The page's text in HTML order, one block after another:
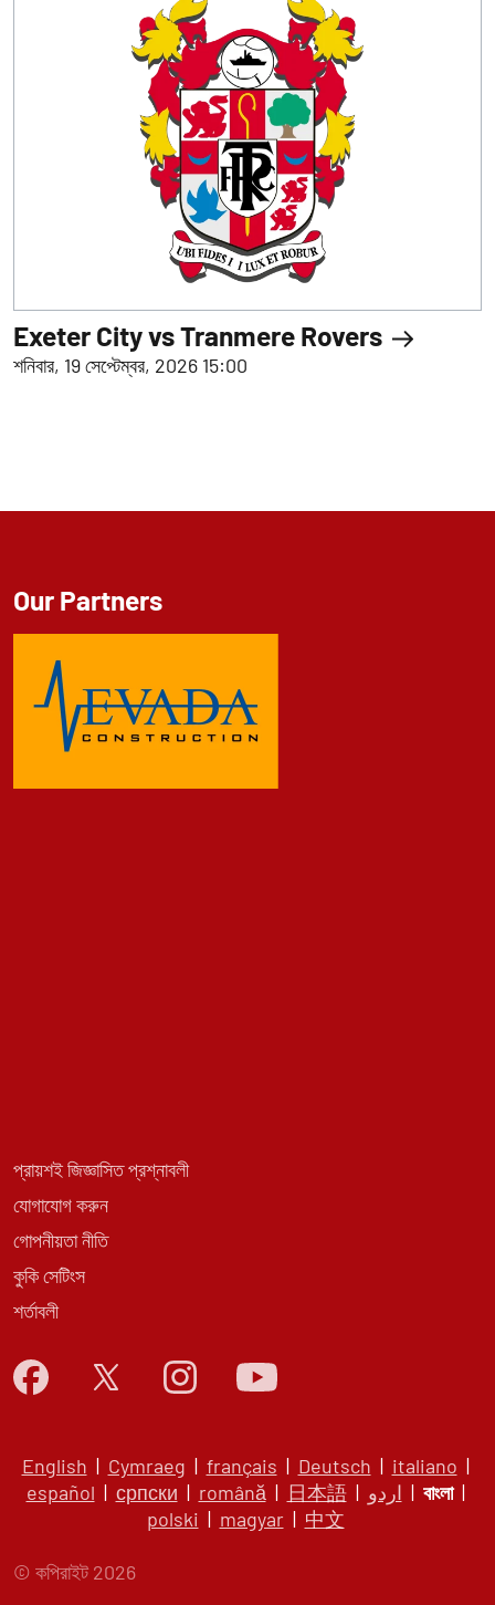
Exeter City vs Tranmere Rovers
শনিবার, 19 সেপ্টেম্বর, 2026 15:00
প্রায়শই জিজ্ঞাসিত প্রশ্নাবলী
যোগাযোগ করুন
গোপনীয়তা নীতি
কুকি সেটিংস
শর্তাবলী
Our Partners
English | Cymraeg | français | Deutsch | italiano |
español | српски | română | 日本語| اردو | বাংলা|
polski | magyar | 中文
© কপিরাইট 2026